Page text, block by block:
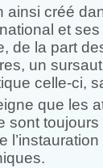
ainsi créé
et ses
de la part
un
celle-ci,
que les
sont